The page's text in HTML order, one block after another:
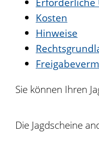
Kosten
Hinweise
Sie können Ihren
Die Jagdscheine